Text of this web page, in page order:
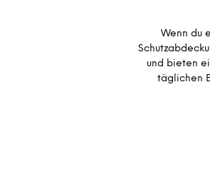
Wenn du
und bieten
täglichen